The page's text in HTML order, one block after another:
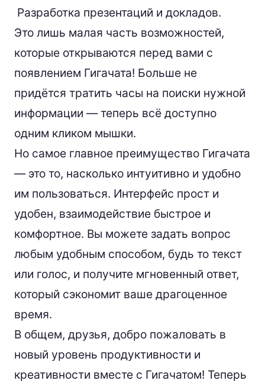
Разработка презентаций и докладов.
Это лишь малая часть возможностей,
которые открываются перед вами с
появлением Гигачата! Больше не
придётся тратить часы на поиски нужной
информации — теперь всё доступно
одним кликом мышки.
Но самое главное преимущество Гигачата
— это то, насколько интуитивно и удобно
им пользоваться. Интерфейс прост и
удобен, взаимодействие быстрое и
комфортное. Вы можете задать вопрос
любым удобным способом, будь то текст
или голос, и получите мгновенный ответ,
который сэкономит ваше драгоценное
время.
В общем, друзья, добро пожаловать в
новый уровень продуктивности и
креативности вместе с Гигачатом! Теперь